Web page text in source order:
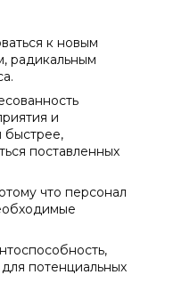
к новым
радикальным
и
быстрее,
поставленных
что персонал
потенциальных